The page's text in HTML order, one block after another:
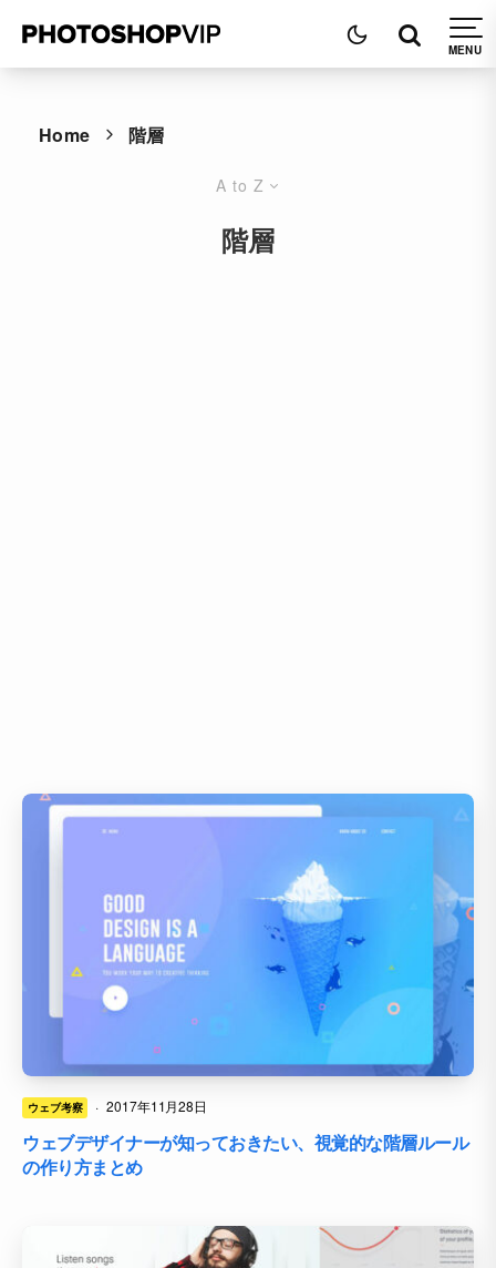
Home 階層
A to Z
階層
ウェブ考察 · 2017年11月28日
ウェブデザイナーが知っておきたい、視覚的な階層ルール
の作り方まとめ